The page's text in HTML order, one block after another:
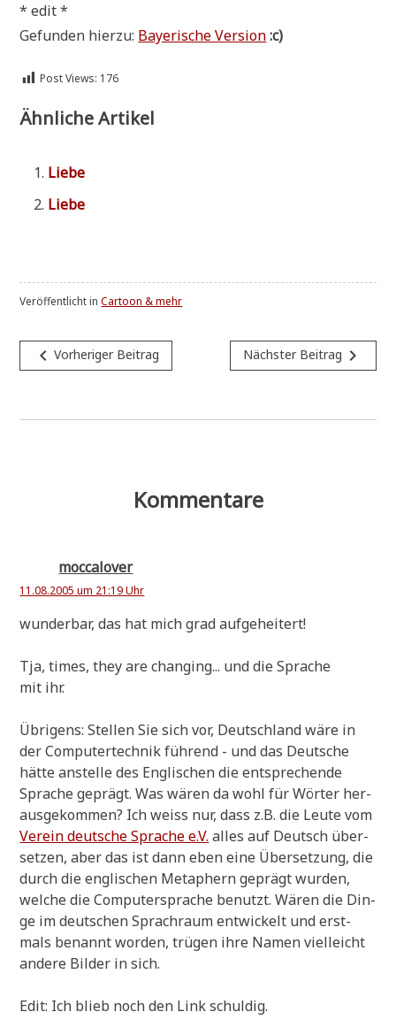
* edit *
Gefun­den hier­zu: Baye­ri­sche Ver­si­on :c)
Post Views: 176
Ähnliche Artikel
Lie­be
Lie­be
Veröffentlicht inCartoon & mehr
Beitragsnavigation
navigate_beforeVorheriger Beitrag Nächster Beitrag navigate_next
Kommentare
moccalover
11.08.2005 um 21:19 Uhr
wun­der­bar, das hat mich grad aufgeheitert!
Tja, times, they are chan­ging... und die Spra­che
mit ihr.
Übri­gens: Stel­len Sie sich vor, Deutsch­land wäre in
der Com­pu­ter­tech­nik füh­rend - und das Deut­sche
hät­te anstel­le des Eng­li­schen die ent­spre­chen­de
Spra­che geprägt. Was wären da wohl für Wör­ter her­
aus­ge­kom­men? Ich weiss nur, dass z.B. die Leu­te vom
Ver­ein deut­sche Spra­che e.V. alles auf Deutsch über­
set­zen, aber das ist dann eben eine Über­set­zung, die
durch die eng­li­schen Meta­phern geprägt wur­den,
wel­che die Com­pu­ter­spra­che benutzt. Wären die Din­
ge im deut­schen Sprach­raum ent­wickelt und erst­
mals benannt wor­den, trü­gen ihre Namen viel­leicht
ande­re Bil­der in sich.
Edit: Ich blieb noch den Link schuldig.